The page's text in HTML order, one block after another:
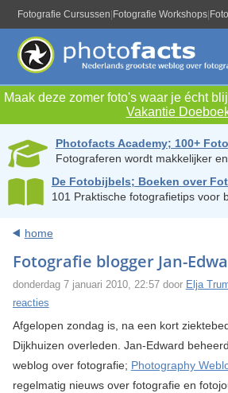
Fotografie Cursussen Fotografie Workshops
Maak deze zomer foto's waar je écht
Vakantie
Photofacts Academy; 100+
Fotograferen wordt makkelijker
De Fotobijbels; Boeken over
101 Praktische fotografietips voor
home
Fotografie blogger Jan-
donderdag 7 januari 2010, 22:57 door Elja
reacties
Afgelopen zondag is, na een kort
Dijkhuizen overleden. Jan-Edward
weblog over fotografie; Photography
regelmatig nieuws over fotografie en